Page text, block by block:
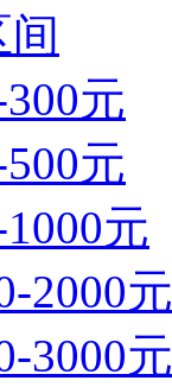
元
元
元
2000元
3000元